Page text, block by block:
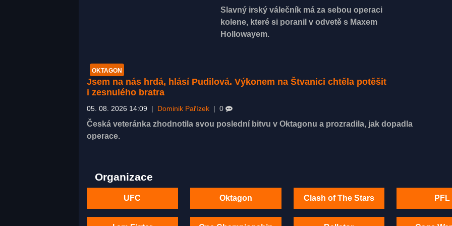
Slavný irský válečník má za sebou operaci
kolene, které si poranil v odvetě s Maxem
Hollowayem.
OKTAGON
Jsem na nás hrdá, hlásí Pudilová. Výkonem na Štvanici chtěla potěšit
i zesnulého bratra
05. 08. 2026 14:09 | Dominik Pařízek | 0
Česká veteránka zhodnotila svou poslední bitvu v Oktagonu a prozradila, jak dopadla
operace.
Organizace
UFC Oktagon Clash of The Stars PFL